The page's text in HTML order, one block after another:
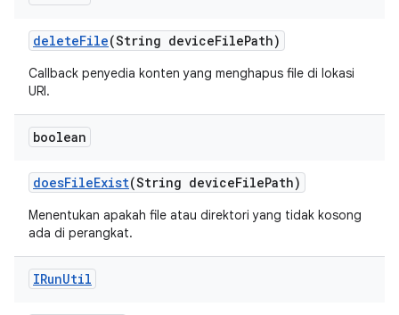
deleteFile(String deviceFilePath)
Callback penyedia konten yang menghapus file di lokasi
URI.
boolean
doesFileExist(String deviceFilePath)
Menentukan apakah file atau direktori yang tidak kosong
ada di perangkat.
IRunUtil